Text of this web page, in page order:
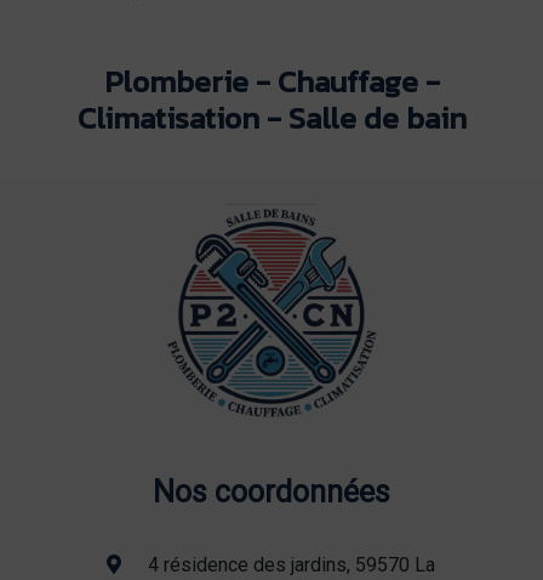
Plomberie - Chauffage -
Climatisation - Salle de bain
Nos coordonnées
4 résidence des jardins, 59570 La